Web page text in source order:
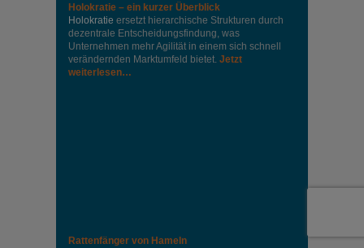
Holokratie – ein kurzer Überblick
Holokratie ersetzt hierarchische Strukturen durch
dezentrale Entscheidungsfindung, was
Unternehmen mehr Agilität in einem sich schnell
verändernden Marktumfeld bietet. Jetzt
weiterlesen…
Rattenfänger von Hameln